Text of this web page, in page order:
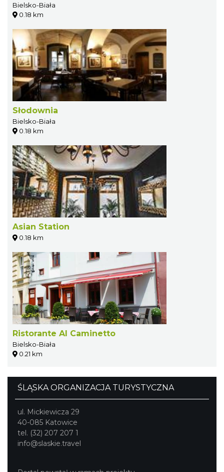
Bielsko-Biała
0.18 km
Słodownia
Bielsko-Biała
0.18 km
Asian Station
0.18 km
Ristorante Al Caminetto
Bielsko-Biała
0.21 km
ŚLĄSKA ORGANIZACJA TURYSTYCZNA
ul. Mickiewicza 29
40-085 Katowice
tel. (32) 207 207 1
info@slaskie.travel